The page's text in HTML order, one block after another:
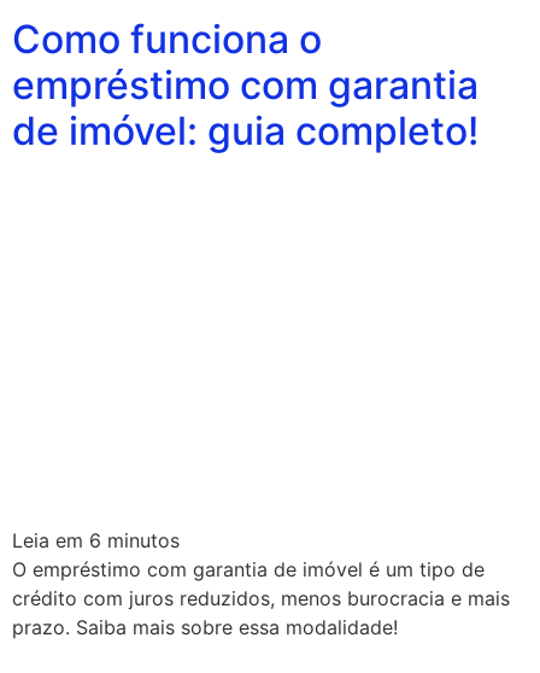
Como funciona o
empréstimo com garantia
de imóvel: guia completo!
Leia em 6 minutos
O empréstimo com garantia de imóvel é um tipo de
crédito com juros reduzidos, menos burocracia e mais
prazo. Saiba mais sobre essa modalidade!